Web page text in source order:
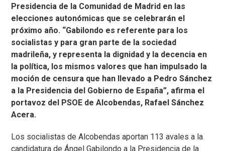
Presidencia de la Comunidad de Madrid en las
elecciones autonómicas que se celebrarán el
próximo año. “Gabilondo es referente para los
socialistas y para gran parte de la sociedad
madrileña, y representa la dignidad y la decencia en
la política, los mismos valores que han impulsado la
moción de censura que han llevado a Pedro Sánchez
a la Presidencia del Gobierno de España”, afirma el
portavoz del PSOE de Alcobendas, Rafael Sánchez
Acera.
Los socialistas de Alcobendas aportan 113 avales a la
candidatura de Ángel Gabilondo a la Presidencia de la